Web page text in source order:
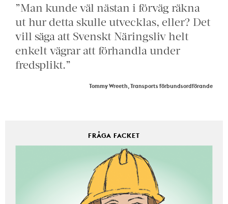
”Man kunde väl nästan i förväg räkna
ut hur detta skulle utvecklas, eller? Det
vill säga att Svenskt Näringsliv helt
enkelt vägrar att förhandla under
fredsplikt.”
Tommy Wreeth, Transports förbundsordförande
FRÅGA FACKET